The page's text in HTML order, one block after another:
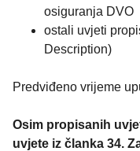
osiguranja DVO
ostali uvjeti
Description)
Predviđeno vrijeme
Osim propisanih
uvjete iz članka 34.